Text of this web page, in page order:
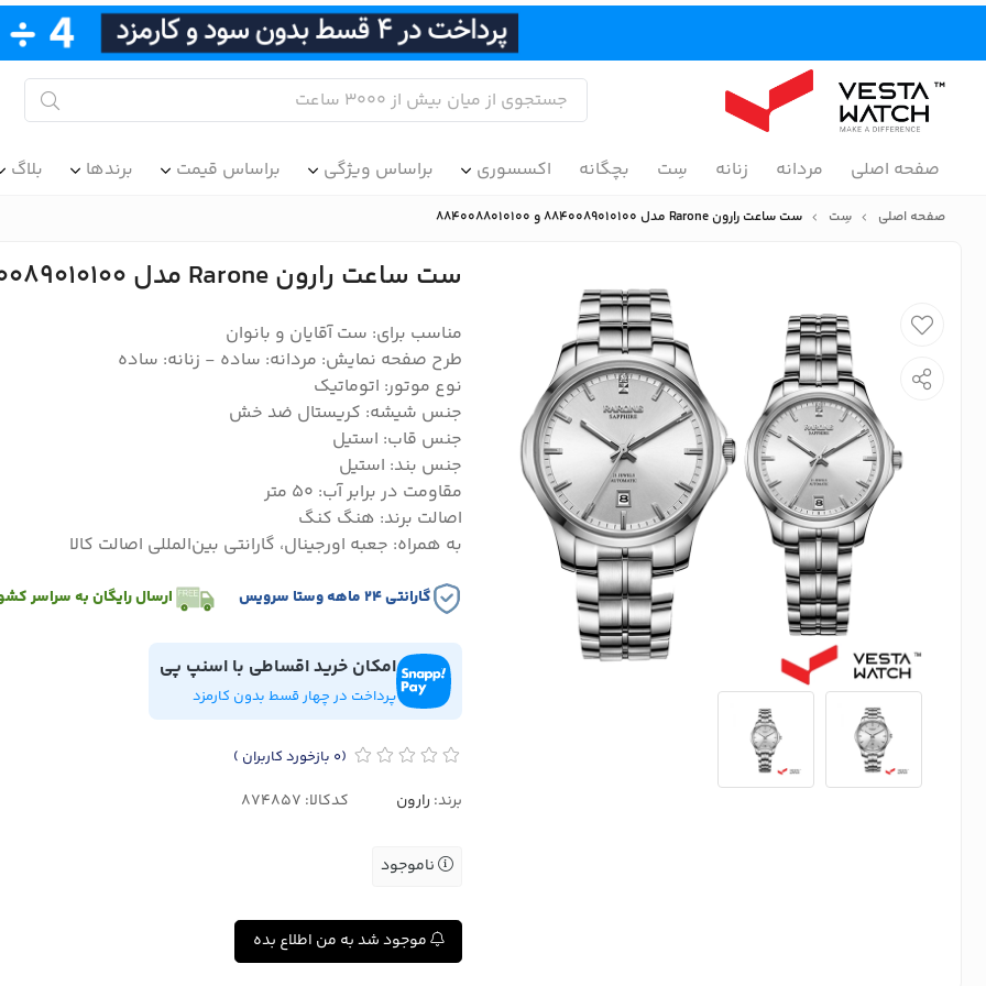
صفحه اصلی مردانه زنانه سِت بچگانه اکسسوری براساس ویژگی براساس قیمت برندها بلاگ
صفحه اصلی سِت ست ساعت رارون Rarone مدل 8840089010100 و 8840088010100
ست ساعت رارون Rarone مدل 8840089010100 و 8840088010100
مناسب برای: ست آقایان و بانوان
طرح صفحه نمایش: مردانه: ساده - زنانه: ساده
نوع موتور: اتوماتیک
جنس شیشه: کریستال ضد خش
جنس قاب: استیل
جنس بند: استیل
مقاومت در برابر آب: 50 متر
اصالت برند: هنگ کنگ
به همراه: جعبه اورجینال، گارانتی بین‌المللی اصالت کالا
گارانتی ۲۴ ماهه وستا سرویس ارسال رایگان به سراسر
امکان خرید اقساطی با اسنپ پی
پرداخت در چهار قسط بدون کارمزد
(0 بازخورد کاربران )
برند: رارون کدکالا:
ناموجود
موجود شد به من اطلاع بده